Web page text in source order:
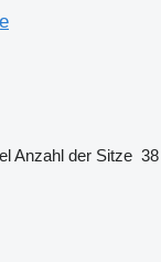
Anzahl der Sitze 38